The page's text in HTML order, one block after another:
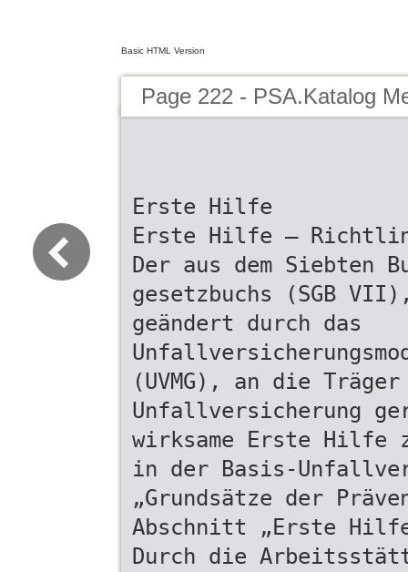
Basic HTML Version
Page 222 - PSA.Katalog
Erste Hilfe
Erste Hilfe –
Der aus dem Siebten
gesetzbuchs (SGB
geändert durch das
(UVMG), an die
Unfallversicherung
wirksame Erste Hilfe
in der Basis-
„Grundsätze der
Abschnitt „Erste
Durch die